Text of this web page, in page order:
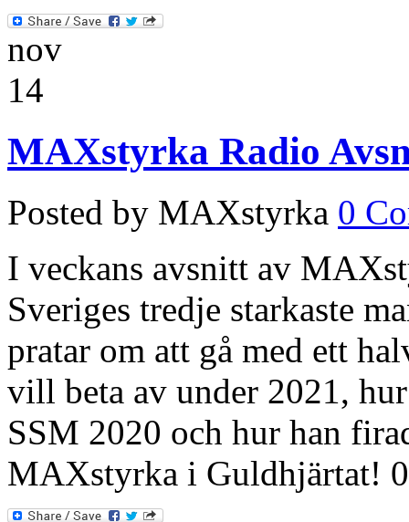
nov
14
MAXstyrka Radio
Posted by MAXstyrka 0
I veckans avsnitt av
Sveriges tredje starkaste
pratar om att gå med ett
vill beta av under 2021,
SSM 2020 och hur han
MAXstyrka i Guldhjärtat!